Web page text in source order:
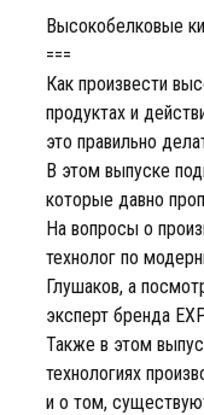
Высокобелковые
===
Как произвести
продуктах и
это правильно
В этом выпуске
которые давно
На вопросы о
технолог по
Глушаков, а
эксперт бренда
Также в этом
технологиях
и о том,